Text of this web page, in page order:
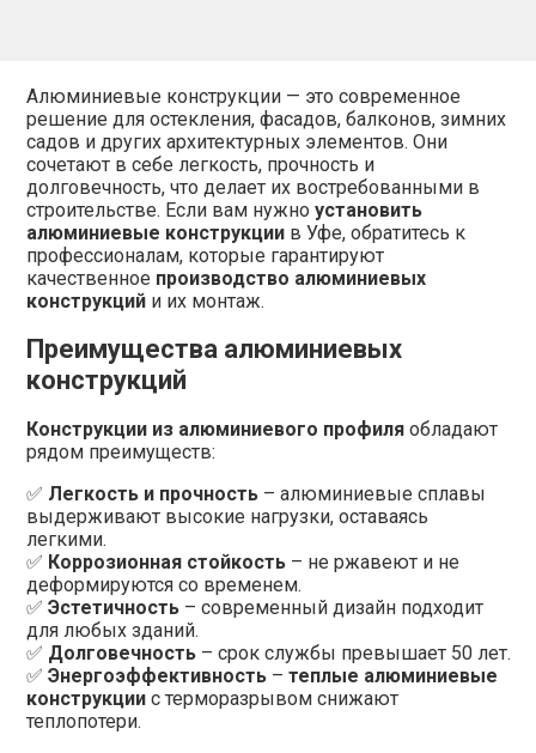
Алюминиевые конструкции — это современное
решение для остекления, фасадов, балконов, зимних
садов и других архитектурных элементов. Они
сочетают в себе легкость, прочность и
долговечность, что делает их востребованными в
строительстве. Если вам нужно установить
алюминиевые конструкциив Уфе, обратитесь к
профессионалам, которые гарантируют
качественное производство алюминиевых
конструкцийи их монтаж.
Преимущества алюминиевых
конструкций
Конструкции из алюминиевого профиляобладают
рядом преимуществ:
✅ Легкость и прочность– алюминиевые сплавы
выдерживают высокие нагрузки, оставаясь
легкими.
✅ Коррозионная стойкость– не ржавеют и не
деформируются со временем.
✅ Эстетичность– современный дизайн подходит
для любых зданий.
✅ Долговечность– срок службы превышает 50 лет.
✅ Энергоэффективность– теплые алюминиевые
конструкциис терморазрывом снижают
теплопотери.